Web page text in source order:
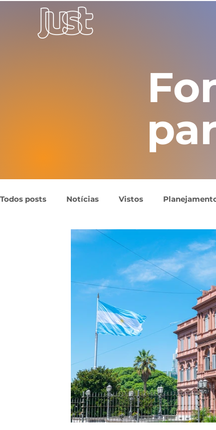
Todos posts Notícias Vistos
Reino Unido Europa
Itália Malta Nova Zelândia
Ensino superior Dubai Japão